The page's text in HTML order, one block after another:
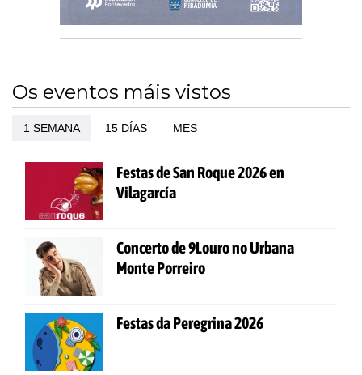
Os eventos máis vistos
1 SEMANA 15 DÍAS MES
Festas de San Roque 2026 en
Vilagarcía
Concerto de 9Louro no Urbana
Monte Porreiro
Festas da Peregrina 2026